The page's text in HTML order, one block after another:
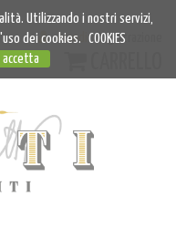
Accedi Registrazione
Utilizzando i nostri servizi,
dei cookies.
COOKIES
accetta